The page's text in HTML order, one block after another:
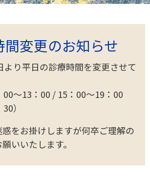
間変更のお知らせ
より平日の診療時間を変更させて
～13：00 / 15：00～19：00
）
をお掛けしますが何卒ご理解の
いいたします。